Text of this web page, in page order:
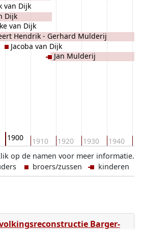
1900 1910 1920 1930 1940
van Dijk
Dijk
van Dijk
Hendrik - Gerhard Mulderij
Jacoba van Dijk
Jan Mulderij
op de namen voor meer informatie.
broers/zussen kinderen
Barger-